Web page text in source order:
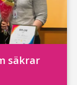
säkrar